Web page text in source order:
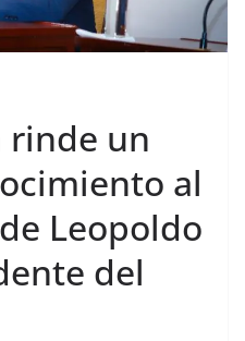
rinde un
al
Leopoldo
del